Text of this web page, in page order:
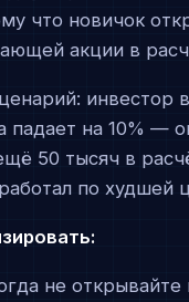
что новичок
акции в
инвестор
падает на 10% —
50 тысяч в
по худшей
не